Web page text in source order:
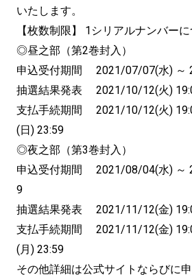
いたします。
【枚数制限】 1シリアルナンバー
◎昼之部（第2巻封入）
申込受付期間 2021/07/07(水) ～
抽選結果発表 2021/10/12(火)
支払手続期間 2021/10/12(火)
(日) 23:59
◎夜之部（第3巻封入）
申込受付期間 2021/08/04(水) ～
9
抽選結果発表 2021/11/12(金)
支払手続期間 2021/11/12(金)
(月) 23:59
その他詳細は公式サイトならびに